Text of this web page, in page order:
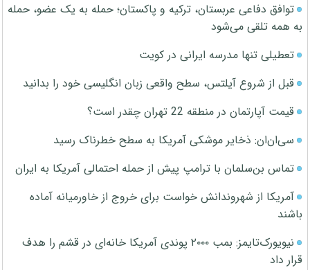
توافق دفاعی عربستان، ترکیه و پاکستان؛ حمله به یک عضو، حمله
به همه تلقی می‌شود
تعطیلی تنها مدرسه ایرانی در کویت
قبل از شروع آیلتس، سطح واقعی زبان انگلیسی خود را بدانید
قیمت آپارتمان در منطقه 22 تهران چقدر است؟
سی‌ان‌ان: ذخایر موشکی آمریکا به سطح خطرناک رسید
تماس بن‌سلمان با ترامپ پیش از حمله احتمالی آمریکا به ایران
آمریکا از شهروندانش خواست برای خروج از خاورمیانه آماده
باشند
نیویورک‌تایمز: بمب ۲۰۰۰ پوندی آمریکا خانه‌ای در قشم را هدف
قرار داد